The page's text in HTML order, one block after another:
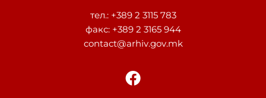
тел.: +389 2 3115 783
факс: +389 2 3165 944
contact@arhiv.gov.mk
F
a